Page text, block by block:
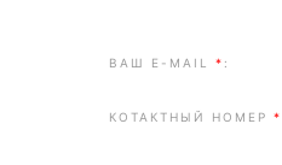
ВАШ E-MAIL * :
КОТАКТНЫЙ НОМЕР *